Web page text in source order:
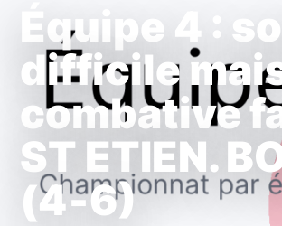
Équipe 4 :
difficile
combative
ST ETIEN.
(4‑6)